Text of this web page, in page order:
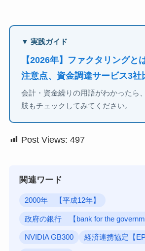
▼ 実践ガイド
【2026年】ファクタリングと
注意点、資金調達サービス3
会計・資金繰りの用語がわかったら
肢もチェックしてみてください。
Post Views: 497
関連ワード
2000年 【平成12年】
政府の銀行 【bank for the
NVIDIA GB300 経済連携協定【